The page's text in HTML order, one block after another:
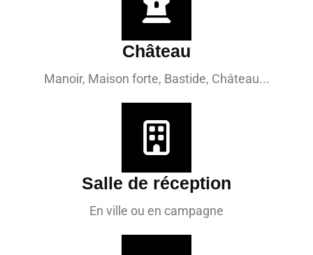
Château
Manoir, Maison forte, Bastide, Château...
Salle de réception
En ville ou en campagne